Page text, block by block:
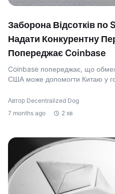
Заборона Відсотків
Надати Конкурентну
Попереджає Coinbase
Coinbase попереджає, що
США може допомогти Китаю у
Автор Decentralized Dog
7 months ago
2 хв